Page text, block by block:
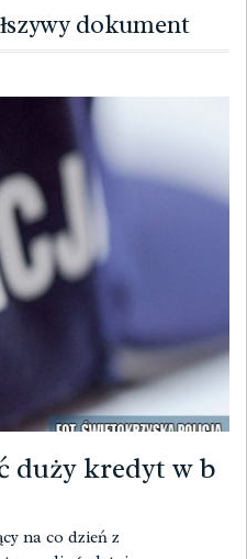
dokument
duży kredyt w b
na co dzień z